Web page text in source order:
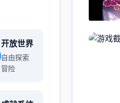
开放世界
自由探索
冒险